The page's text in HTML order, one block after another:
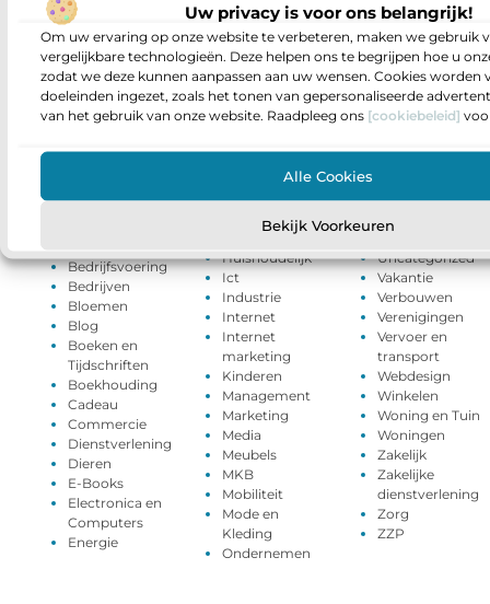
Uw privacy is voor ons belangrijk!
Om uw ervaring op onze website te verbeteren, maken we gebruik
vergelijkbare technologieën. Deze helpen ons te begrijpen hoe u
zodat we deze kunnen aanpassen aan uw wensen. Cookies worden
doeleinden ingezet, zoals het tonen van gepersonaliseerde
van het gebruik van onze website. Raadpleeg ons [cookiebeleid]
Alle Cookies
Bekijk Voorkeuren
Aanbiedingen
Adverteren
Afvalverwerking
Alarmsysteem
Architectuur
Auto
Auto's en
opleidingen
Bedrijfsvoering
Bedrijven
Bloemen
Blog
Boeken en
Tijdschriften
Boekhouding
Cadeau
Commercie
Dienstverlening
Dieren
E-Books
Electronica en
Computers
Energie
Eten en drinken
Facility
management
Financieel
Financien
Fotografie
Groothandel
Hobby en vrije
Huishoudelijk
Ict
Industrie
Internet
Internet
marketing
Kinderen
Management
Marketing
Media
Meubels
MKB
Mobiliteit
Mode en
Kleding
Ondernemen
Particuliere
dienstverlening
Rechten
Relatie
Sport
Starters
Tuin en
Uncategorized
Vakantie
Verbouwen
Verenigingen
Vervoer en
transport
Webdesign
Winkelen
Woning en Tuin
Woningen
Zakelijk
Zakelijke
dienstverlening
Zorg
ZZP